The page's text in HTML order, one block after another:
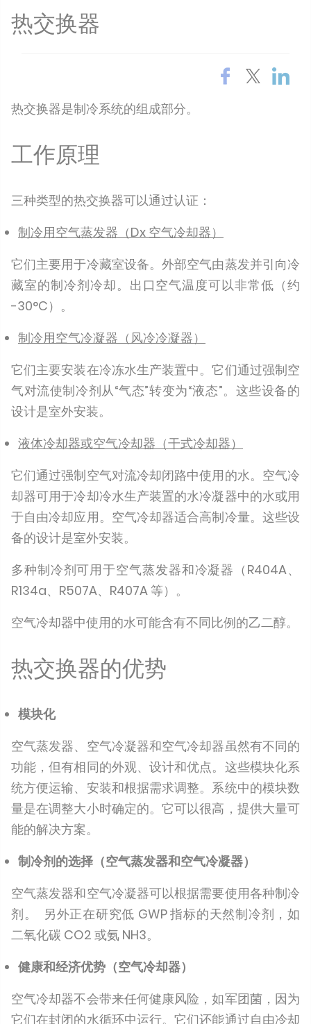
热交换器
热交换器是制冷系统的组成部分。
工作原理
三种类型的热交换器可以通过认证：
制冷用空气蒸发器（Dx 空气冷却器）
它们主要用于冷藏室设备。外部空气由蒸发并引向冷
藏室的制冷剂冷却。出口空气温度可以非常低（约
-30°C）。
制冷用空气冷凝器（风冷冷凝器）
它们主要安装在冷冻水生产装置中。它们通过强制空
气对流使制冷剂从“气态”转变为“液态”。这些设备的
设计是室外安装。
液体冷却器或空气冷却器（干式冷却器）
它们通过强制空气对流冷却闭路中使用的水。空气冷
却器可用于冷却冷水生产装置的水冷凝器中的水或用
于自由冷却应用。空气冷却器适合高制冷量。这些设
备的设计是室外安装。
多种制冷剂可用于空气蒸发器和冷凝器（R404A、
R134a、R507A、R407A 等）。
空气冷却器中使用的水可能含有不同比例的乙二醇。
热交换器的优势
模块化
空气蒸发器、空气冷凝器和空气冷却器虽然有不同的
功能，但有相同的外观、设计和优点。这些模块化系
统方便运输、安装和根据需求调整。系统中的模块数
量是在调整大小时确定的。它可以很高，提供大量可
能的解决方案。
制冷剂的选择（空气蒸发器和空气冷凝器）
空气蒸发器和空气冷凝器可以根据需要使用各种制冷
剂。 另外正在研究低 GWP 指标的天然制冷剂，如
二氧化碳 CO2 或氨 NH3。
健康和经济优势（空气冷却器）
空气冷却器不会带来任何健康风险，如军团菌，因为
它们在封闭的水循环中运行。它们还能通过自由冷却